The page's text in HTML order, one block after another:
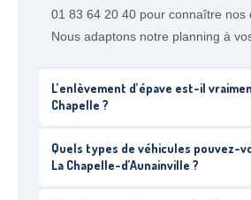
01 83 64 20 40 pour connaître nos
Nous adaptons notre planning à
L’enlèvement d’épave est-il
Chapelle ?
Quels types de véhicules pouvez-
La Chapelle-d’Aunainville ?